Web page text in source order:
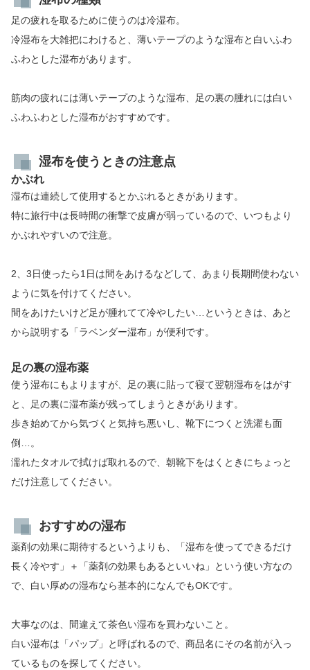
足の疲れを取るために使うのは冷湿布。
冷湿布を大雑把にわけると、薄いテープのような湿布と白いふわ
ふわとした湿布があります。
筋肉の疲れには薄いテープのような湿布、足の裏の腫れには白い
ふわふわとした湿布がおすすめです。
湿布を使うときの注意点
かぶれ
湿布は連続して使用するとかぶれるときがあります。
特に旅行中は長時間の衝撃で皮膚が弱っているので、いつもより
かぶれやすいので注意。
2、3日使ったら1日は間をあけるなどして、あまり長期間使わない
ように気を付けてください。
間をあけたいけど足が腫れてて冷やしたい…というときは、あと
から説明する「ラベンダー湿布」が便利です。
足の裏の湿布薬
使う湿布にもよりますが、足の裏に貼って寝て翌朝湿布をはがす
と、足の裏に湿布薬が残ってしまうときがあります。
歩き始めてから気づくと気持ち悪いし、靴下につくと洗濯も面
倒…。
濡れたタオルで拭けば取れるので、朝靴下をはくときにちょっと
だけ注意してください。
おすすめの湿布
薬剤の効果に期待するというよりも、「湿布を使ってできるだけ
長く冷やす」＋「薬剤の効果もあるといいね」という使い方なの
で、白い厚めの湿布なら基本的になんでもOKです。
大事なのは、間違えて茶色い湿布を買わないこと。
白い湿布は「パップ」と呼ばれるので、商品名にその名前が入っ
ているものを探してください。